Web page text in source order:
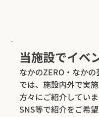
当施設でイベ
なかのZERO・なか
では、施設内外で実
方々にご紹介してい
SNS等で紹介をご希